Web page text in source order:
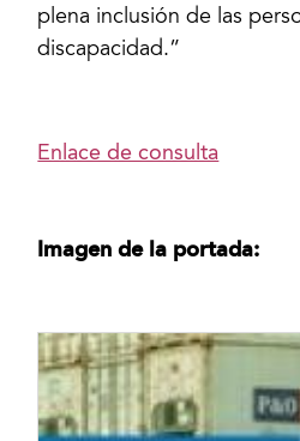
plena inclusión de las
discapacidad.”
Enlace de consulta
Imagen de la portada: